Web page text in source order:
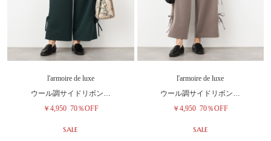
l'armoire de luxe
ウール調サイドリボン…
￥4,950 70％OFF
SALE
l'armoire de luxe
ウール調サイドリボン…
￥4,950 70％OFF
SALE